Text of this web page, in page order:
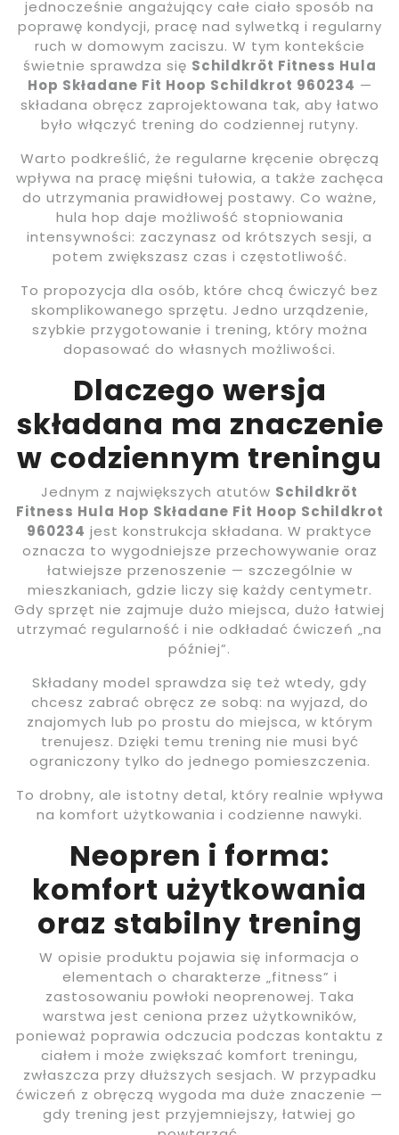
jednocześnie angażujący całe ciało sposób na
poprawę kondycji, pracę nad sylwetką i regularny
ruch w domowym zaciszu. W tym kontekście
świetnie sprawdza się Schildkröt Fitness Hula
Hop Składane Fit Hoop Schildkrot 960234 —
składana obręcz zaprojektowana tak, aby łatwo
było włączyć trening do codziennej rutyny.
Warto podkreślić, że regularne kręcenie obręczą
wpływa na pracę mięśni tułowia, a także zachęca
do utrzymania prawidłowej postawy. Co ważne,
hula hop daje możliwość stopniowania
intensywności: zaczynasz od krótszych sesji, a
potem zwiększasz czas i częstotliwość.
To propozycja dla osób, które chcą ćwiczyć bez
skomplikowanego sprzętu. Jedno urządzenie,
szybkie przygotowanie i trening, który można
dopasować do własnych możliwości.
Dlaczego wersja
składana ma znaczenie
w codziennym treningu
Jednym z największych atutów Schildkröt
Fitness Hula Hop Składane Fit Hoop Schildkrot
960234 jest konstrukcja składana. W praktyce
oznacza to wygodniejsze przechowywanie oraz
łatwiejsze przenoszenie — szczególnie w
mieszkaniach, gdzie liczy się każdy centymetr.
Gdy sprzęt nie zajmuje dużo miejsca, dużo łatwiej
utrzymać regularność i nie odkładać ćwiczeń „na
później”.
Składany model sprawdza się też wtedy, gdy
chcesz zabrać obręcz ze sobą: na wyjazd, do
znajomych lub po prostu do miejsca, w którym
trenujesz. Dzięki temu trening nie musi być
ograniczony tylko do jednego pomieszczenia.
To drobny, ale istotny detal, który realnie wpływa
na komfort użytkowania i codzienne nawyki.
Neopren i forma:
komfort użytkowania
oraz stabilny trening
W opisie produktu pojawia się informacja o
elementach o charakterze „fitness” i
zastosowaniu powłoki neoprenowej. Taka
warstwa jest ceniona przez użytkowników,
ponieważ poprawia odczucia podczas kontaktu z
ciałem i może zwiększać komfort treningu,
zwłaszcza przy dłuższych sesjach. W przypadku
ćwiczeń z obręczą wygoda ma duże znaczenie —
gdy trening jest przyjemniejszy, łatwiej go